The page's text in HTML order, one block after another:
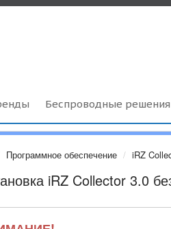
Беспроводные решения
Программное обеспечение iRZ
iRZ Collector 3.0